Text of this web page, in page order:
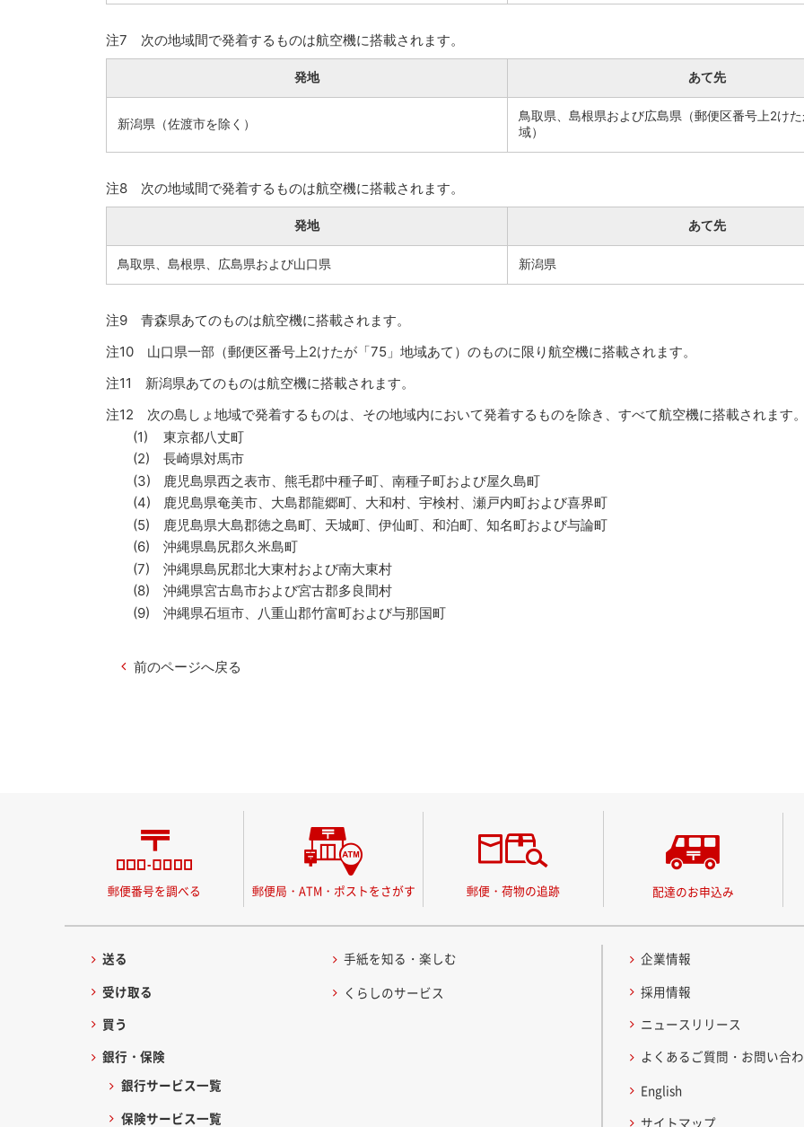
注7 次の地域間で発着するものは航空機に搭載されます。
発地 あて先
新潟県（佐渡市を除く）
鳥取県、島根県および広島県（郵便区番号上2け
域）
注8 次の地域間で発着するものは航空機に搭載されます。
発地 あて先
鳥取県、島根県、広島県および山口県 新潟県
注9 青森県あてのものは航空機に搭載されます。
注10 山口県一部（郵便区番号上2けたが「75」地域あて）のものに限り航空機に搭載されます。
注11 新潟県あてのものは航空機に搭載されます。
注12 次の島しょ地域で発着するものは、その地域内において発着するものを除き、すべて航空機に搭載されます
東京都八丈町
長崎県対馬市
鹿児島県西之表市、熊毛郡中種子町、南種子町および屋久島町
鹿児島県奄美市、大島郡龍郷町、大和村、宇検村、瀬戸内町および喜界町
鹿児島県大島郡徳之島町、天城町、伊仙町、和泊町、知名町および与論町
沖縄県島尻郡久米島町
沖縄県島尻郡北大東村および南大東村
沖縄県宮古島市および宮古郡多良間村
沖縄県石垣市、八重山郡竹富町および与那国町
前のページへ戻る
郵便番号を調べる 郵便局・ATM・ポストをさがす 郵便・荷物の追跡 配達のお申込み
送る
受け取る
買う
銀行・保険
銀行サービス一覧
保険サービス一覧
手紙を知る・楽しむ
くらしのサービス
企業情報
採用情報
ニュースリリース
よくあるご質問・お問い合
English
サイトマップ